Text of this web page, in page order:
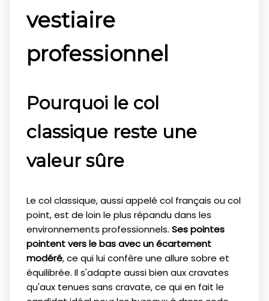
vestiaire
professionnel
Pourquoi le col
classique reste une
valeur sûre
Le col classique, aussi appelé col français ou col
point, est de loin le plus répandu dans les
environnements professionnels. Ses pointes
pointent vers le bas avec un écartement
modéré, ce qui lui confère une allure sobre et
équilibrée. Il s'adapte aussi bien aux cravates
qu'aux tenues sans cravate, ce qui en fait le